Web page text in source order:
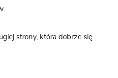
strony, która dobrze się